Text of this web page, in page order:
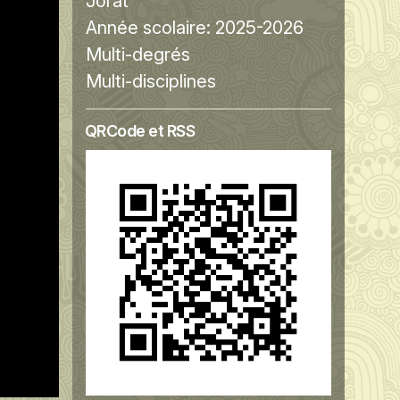
Année scolaire: 2025-2026
Multi-degrés
Multi-disciplines
QRCode et RSS